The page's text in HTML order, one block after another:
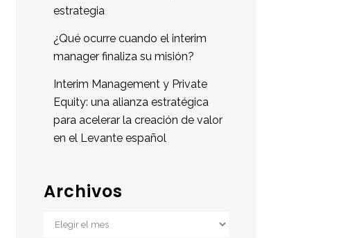
estrategia
¿Qué ocurre cuando el interim
manager finaliza su misión?
Interim Management y Private
Equity: una alianza estratégica
para acelerar la creación de valor
en el Levante español
Archivos
Archivos